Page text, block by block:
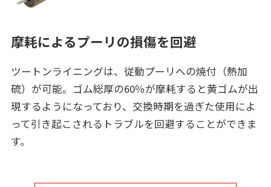
摩耗によるプーリの損傷を回避
ツートンライニングは、従動プーリへの焼付（熱加
硫）が可能。ゴム総厚の60％が摩耗すると黄ゴムが出
現するようになっており、交換時期を過ぎた使用によ
って引き起こされるトラブルを回避することができま
す。